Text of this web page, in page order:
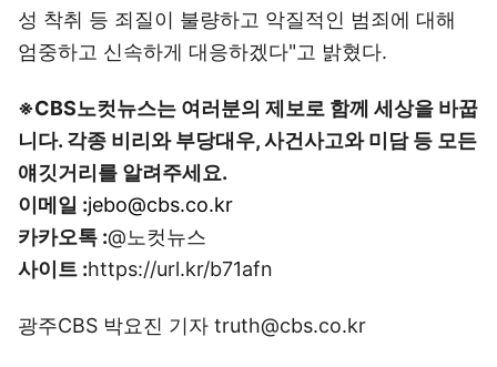
성 착취 등 죄질이 불량하고 악질적인 범죄에 대해
엄중하고 신속하게 대응하겠다"고 밝혔다.
※CBS노컷뉴스는 여러분의 제보로 함께 세상을 바꿉
니다. 각종 비리와 부당대우, 사건사고와 미담 등 모든
얘깃거리를 알려주세요.
이메일 :jebo@cbs.co.kr
카카오톡 :@노컷뉴스
사이트 :https://url.kr/b71afn
광주CBS 박요진 기자 truth@cbs.co.kr